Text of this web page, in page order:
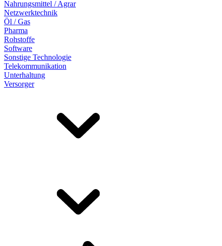
Nahrungsmittel / Agrar
Netzwerktechnik
Öl / Gas
Pharma
Rohstoffe
Software
Sonstige Technologie
Telekommunikation
Unterhaltung
Versorger